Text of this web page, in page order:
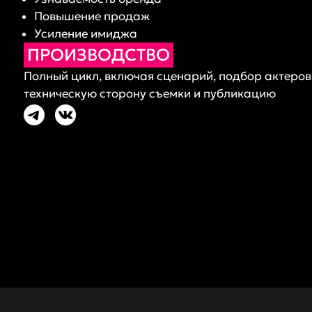
Повышение продаж
Усиление имиджа
ПРОИЗВОДСТВО
Полный цикл, включая сценарий, подбор
техническую сторону съемки и публикацию